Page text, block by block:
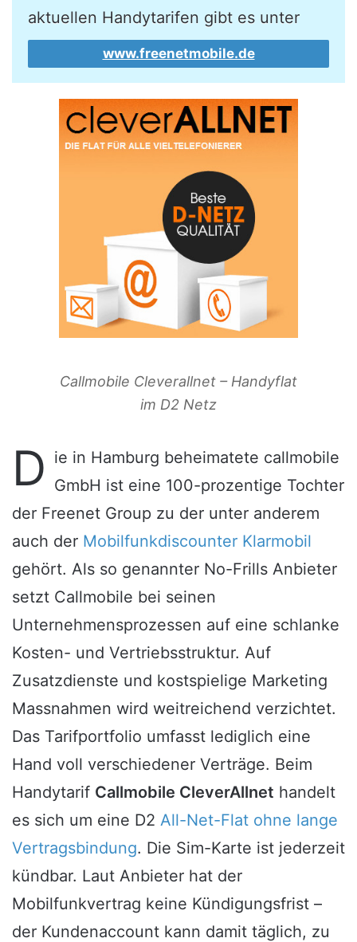
aktuellen Handytarifen gibt es unter
www.freenetmobile.de
Callmobile Cleverallnet – Handyflat
im D2 Netz
D ie in Hamburg beheimatete callmobile
GmbH ist eine 100-prozentige Tochter
der Freenet Group zu der unter anderem
auch der Mobilfunkdiscounter Klarmobil
gehört. Als so genannter No-Frills Anbieter
setzt Callmobile bei seinen
Unternehmensprozessen auf eine schlanke
Kosten- und Vertriebsstruktur. Auf
Zusatzdienste und kostspielige Marketing
Massnahmen wird weitreichend verzichtet.
Das Tarifportfolio umfasst lediglich eine
Hand voll verschiedener Verträge. Beim
Handytarif Callmobile CleverAllnet handelt
es sich um eine D2 All-Net-Flat ohne lange
Vertragsbindung. Die Sim-Karte ist jederzeit
kündbar. Laut Anbieter hat der
Mobilfunkvertrag keine Kündigungsfrist –
der Kundenaccount kann damit täglich, zu